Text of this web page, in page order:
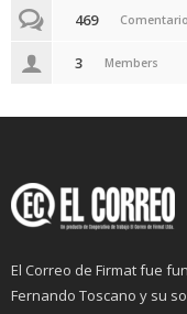
469
3 Members
El Correo de Firmat fue
Fernando Toscano y su